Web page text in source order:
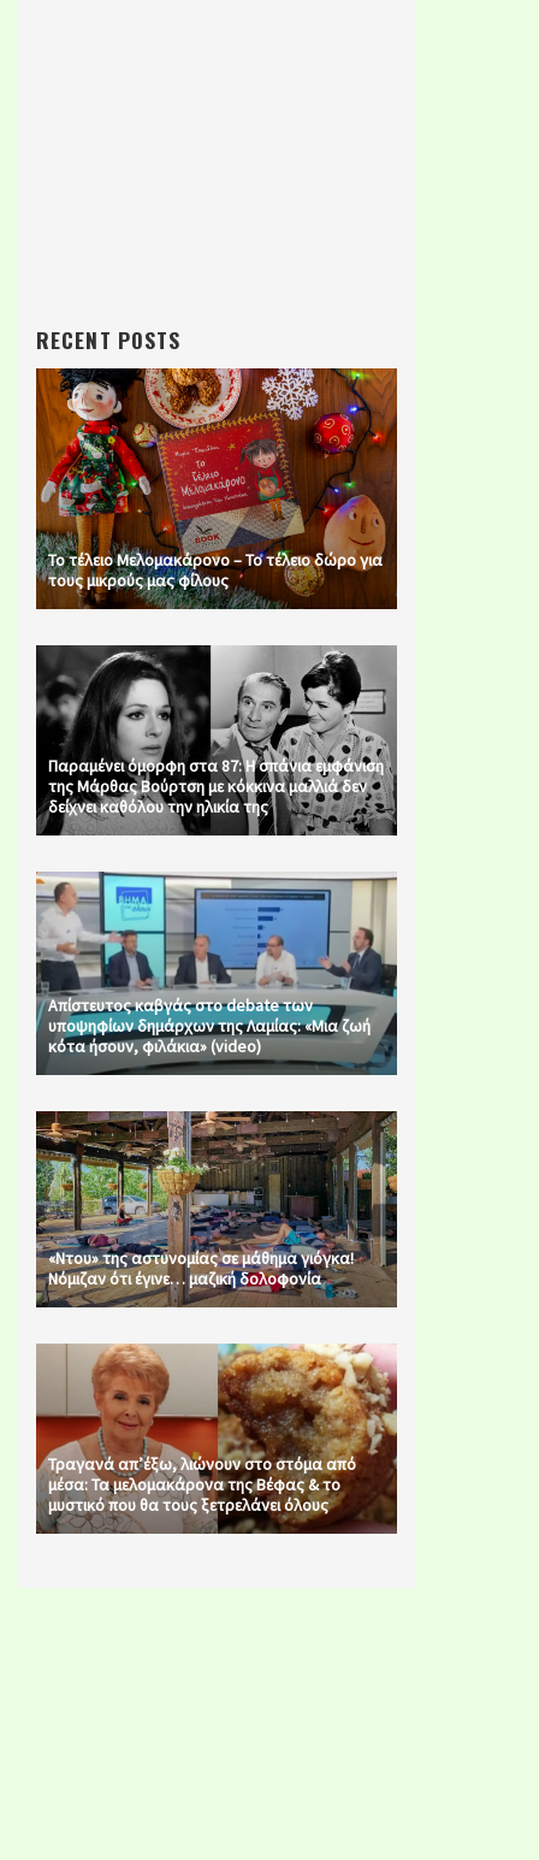
RECENT POSTS
Το τέλειο Μελομακάρονο – Το τέλειο δώρο για
τους μικρούς μας φίλους
Παραμένει όμορφη στα 87: Η σπάνια εμφάνιση
της Μάρθας Βούρτση με κόκκινα μαλλιά δεν
δείχνει καθόλου την ηλικία της
Απίστευτος καβγάς στο debate των
υποψηφίων δημάρχων της Λαμίας: «Μια ζωή
κότα ήσουν, φιλάκια» (video)
«Ντου» της αστυνομίας σε μάθημα γιόγκα!
Νόμιζαν ότι έγινε… μαζική δολοφονία
Τραγανά απ’έξω, λιώνουν στο στόμα από
μέσα: Τα μελομακάρονα της Βέφας & το
μυστικό που θα τους ξετρελάνει όλους